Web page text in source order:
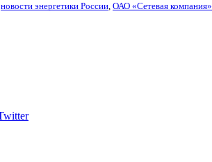
новости энергетики России ОАО «Сетевая компания»